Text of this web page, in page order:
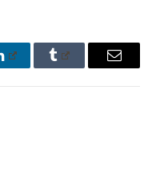
LinkedInTumblr Email